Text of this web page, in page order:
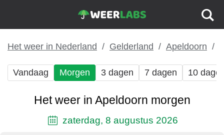
Het weer in Nederland Gelderland Apeldoorn
Vandaag Morgen 3 dagen 7 dagen 10
Het weer in Apeldoorn morgen
zaterdag, 8 augustus 2026